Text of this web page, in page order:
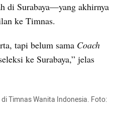
di Surabaya—yang akhirnya
ke Timnas.
tapi belum sama
ke Surabaya,” jelas
Timnas Wanita Indonesia. Foto: